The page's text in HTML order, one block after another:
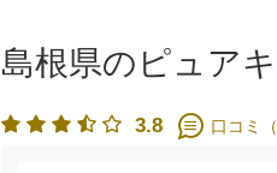
島根県のピュア
3.8 口コミ（